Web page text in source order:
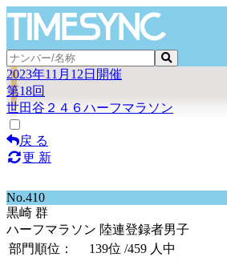
2023年11月12日開催
第18回
世田谷２４６ハーフマラソン
戻 る
更 新
No.410
黒崎 群
ハーフマラソン 陸連登録者男子
部門順位：
139位 /459 人中